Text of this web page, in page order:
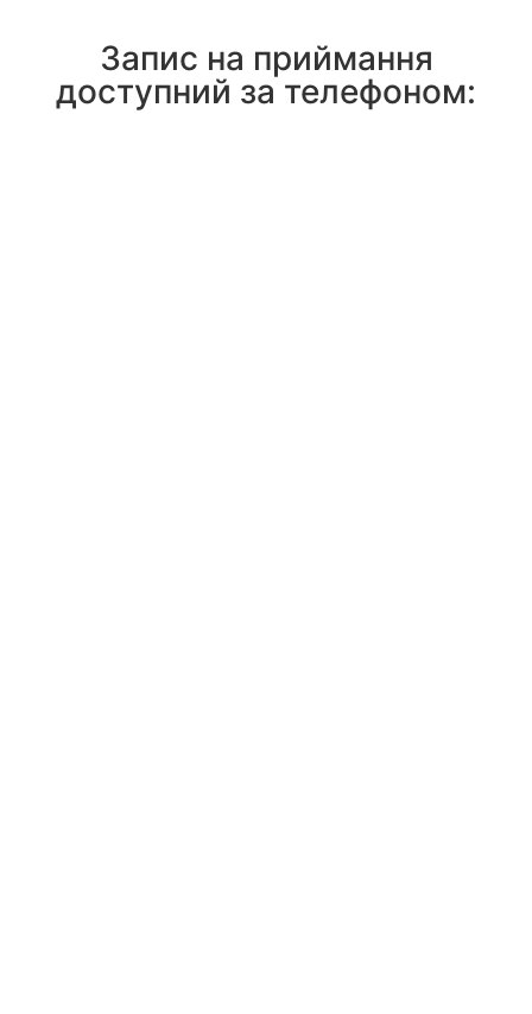
Запис на приймання
доступний за телефоном: